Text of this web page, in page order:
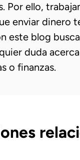
Por ello,
enviar dinero
este blog
duda
o finanzas.